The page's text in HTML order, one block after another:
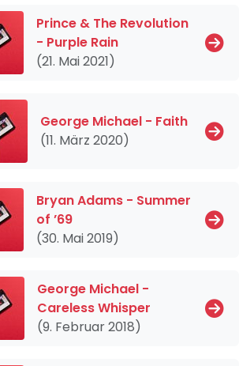
Prince & The Revolution
- Purple Rain
(21. Mai 2021)
George Michael - Faith
(11. März 2020)
Bryan Adams - Summer
of ’69
(30. Mai 2019)
George Michael -
Careless Whisper
(9. Februar 2018)